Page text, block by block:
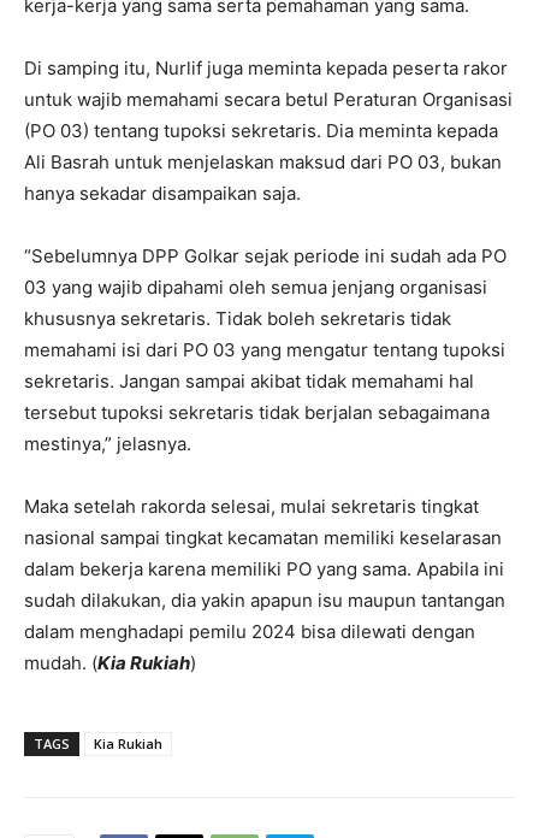
kerja-kerja yang sama serta pemahaman yang sama.
Di samping itu, Nurlif juga meminta kepada peserta rakor
untuk wajib memahami secara betul Peraturan Organisasi
(PO 03) tentang tupoksi sekretaris. Dia meminta kepada
Ali Basrah untuk menjelaskan maksud dari PO 03, bukan
hanya sekadar disampaikan saja.
“Sebelumnya DPP Golkar sejak periode ini sudah ada PO
03 yang wajib dipahami oleh semua jenjang organisasi
khususnya sekretaris. Tidak boleh sekretaris tidak
memahami isi dari PO 03 yang mengatur tentang tupoksi
sekretaris. Jangan sampai akibat tidak memahami hal
tersebut tupoksi sekretaris tidak berjalan sebagaimana
mestinya,” jelasnya.
Maka setelah rakorda selesai, mulai sekretaris tingkat
nasional sampai tingkat kecamatan memiliki keselarasan
dalam bekerja karena memiliki PO yang sama. Apabila ini
sudah dilakukan, dia yakin apapun isu maupun tantangan
dalam menghadapi pemilu 2024 bisa dilewati dengan
mudah. (Kia Rukiah)
TAGS Kia Rukiah